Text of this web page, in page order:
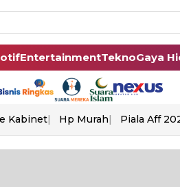
EntertainmentTeknoGaya
Kabinet Hp Murah Piala Aff